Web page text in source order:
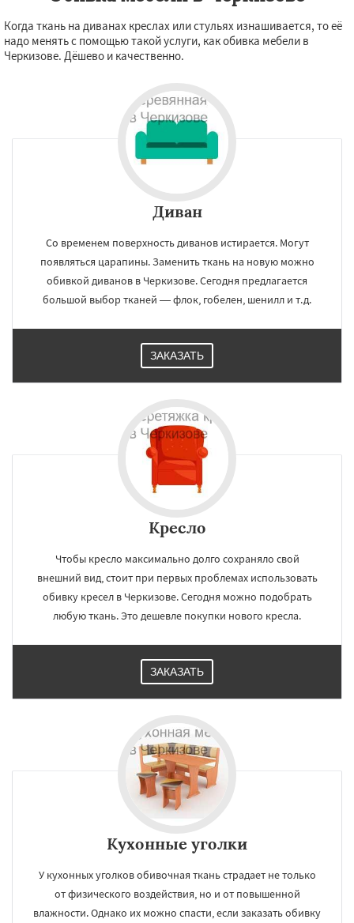
Когда ткань на диванах креслах или стульях изнашивается, то её
надо менять с помощью такой услуги, как обивка мебели в
Черкизове. Дёшево и качественно.
Диван
Со временем поверхность диванов истирается. Могут
появляться царапины. Заменить ткань на новую можно
обивкой диванов в Черкизове. Сегодня предлагается
большой выбор тканей — флок, гобелен, шенилл и т.д.
ЗАКАЗАТЬ
Кресло
Чтобы кресло максимально долго сохраняло свой
внешний вид, стоит при первых проблемах использовать
обивку кресел в Черкизове. Сегодня можно подобрать
любую ткань. Это дешевле покупки нового кресла.
ЗАКАЗАТЬ
Кухонные уголки
У кухонных уголков обивочная ткань страдает не только
от физического воздействия, но и от повышенной
влажности. Однако их можно спасти, если заказать обивку